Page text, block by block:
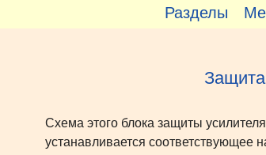
Разделы
Схема этого блока защиты
устанавливается соответствующее